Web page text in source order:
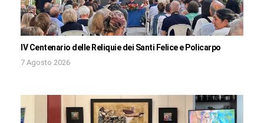
IV Centenario delle Reliquie dei Santi Felice e Policarpo
7 Agosto 2026